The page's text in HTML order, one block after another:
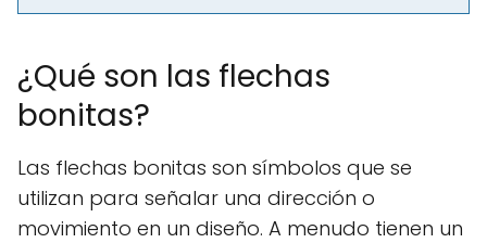
¿Qué son las flechas
bonitas?
Las flechas bonitas son símbolos que se
utilizan para señalar una dirección o
movimiento en un diseño. A menudo tienen un